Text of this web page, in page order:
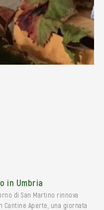
in Umbria
di San Martino rinnova
Cantine Aperte, una giornata